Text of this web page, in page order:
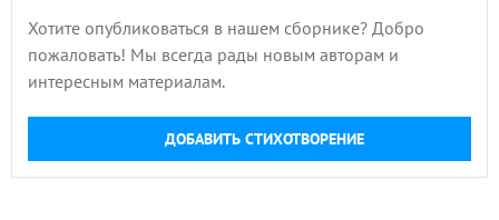
Хотите опубликоваться в нашем сборнике? Добро
пожаловать! Мы всегда рады новым авторам и
интересным материалам.
ДОБАВИТЬ СТИХОТВОРЕНИЕ